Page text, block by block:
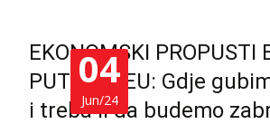
04
Jun/24
EKONOMSKI PROPUSTI
PUTU KA EU: Gdje
i treba li da budemo